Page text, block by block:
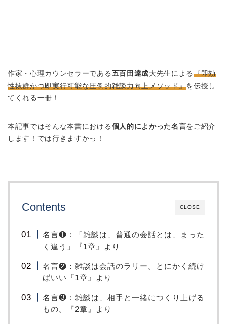
作家・心理カウンセラーである 五百田達成大先生による『即効
性抜群かつ即実行可能な圧倒的雑談力向上メソッド』を伝授し
てくれる一冊！
本記事ではそんな本書における 個人的によかった名言をご紹介
します！では行きますかっ！
CLOSE
Contents
名言❶：「雑談は、普通の会話とは、まった
く違う」『1章』より
名言❷：雑談は会話のラリー。とにかく続け
ばいい『1章』より
名言❸：雑談は、相手と一緒につくり上げる
もの。『2章』より